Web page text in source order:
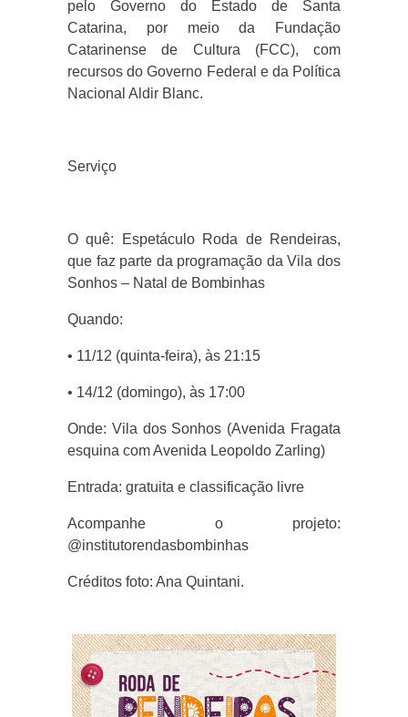
pelo Governo do Estado de Santa
Catarina, por meio da Fundação
Catarinense de Cultura (FCC), com
recursos do Governo Federal e da Política
Nacional Aldir Blanc.
Serviço
O quê: Espetáculo Roda de Rendeiras,
que faz parte da programação da Vila dos
Sonhos – Natal de Bombinhas
Quando:
• 11/12 (quinta-feira), às 21:15
• 14/12 (domingo), às 17:00
Onde: Vila dos Sonhos (Avenida Fragata
esquina com Avenida Leopoldo Zarling)
Entrada: gratuita e classificação livre
Acompanhe o projeto:
@institutorendasbombinhas
Créditos foto: Ana Quintani.